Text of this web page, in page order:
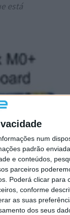
num
padrão
e conteúdos,
parceiros
Poderá clicar para
conforme
as suas
dos seus
está